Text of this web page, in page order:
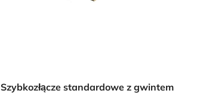
Szybkozłącze standardowe z gwintem